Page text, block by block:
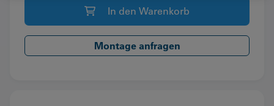
für
Menge
In den Warenkorb
Montage anfragen